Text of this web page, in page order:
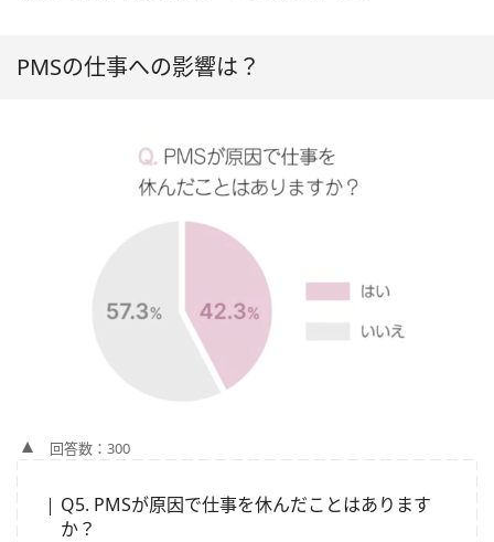
PMSの仕事への影響は？
回答数：300
Q5. PMSが原因で仕事を休んだことはあります
か？